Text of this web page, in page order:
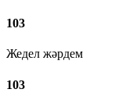
103
Жедел жәрдем
103